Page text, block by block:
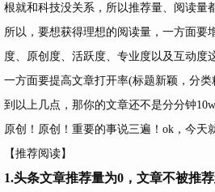
根就和科技没关系，所以推荐量、阅读量
所以，要想获得理想的阅读量，一方面要
度、原创度、活跃度、专业度以及互动度
一方面要提高文章打开率(标题新颖，分
到以上几点，那你的文章还不是分分钟
原创！原创！重要的事说三遍！ok，今天
【推荐阅读】
1.头条文章推荐量为0，文章不被推